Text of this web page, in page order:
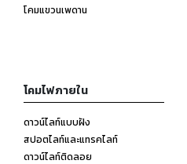
โคมแขวนเพดาน
โคมไฟภายใน
ดาวน์ไลท์แบบฝัง
สปอตไลท์และแทรคไลท์
ดาวน์ไลท์ติดลอย